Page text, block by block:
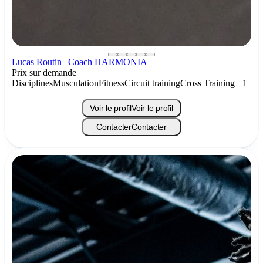
Lucas Routin | Coach HARMONIA
Prix sur demande
DisciplinesMusculationFitnessCircuit trainingCross Training +1
Voir le profilVoir le profil
ContacterContacter